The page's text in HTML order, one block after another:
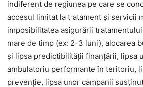
indiferent de regiunea pe care se
accesul limitat la tratament și servicii
imposibilitatea asigurării
mare de timp (ex: 2-3 luni), alocarea
și lipsa predictibilității finanțării, lipsa
ambulatoriu performante în teritoriu,
prevenție, lipsa unor campanii